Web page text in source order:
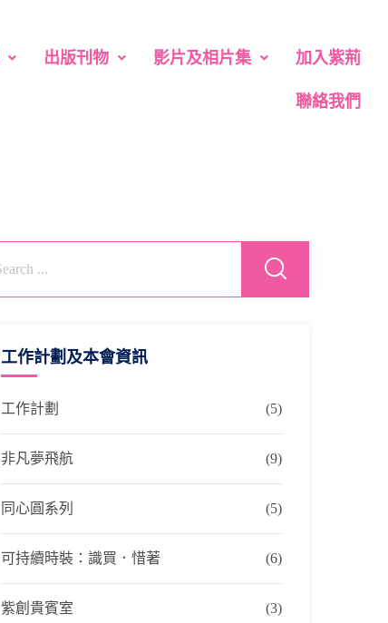
出版刊物 影片及相片集 加入紫荊
聯絡我們
工作計劃及本會資訊
工作計劃 (5)
非凡夢飛航 (9)
同心圓系列 (5)
可持續時裝：識買．惜著 (6)
紫創貴賓室 (3)